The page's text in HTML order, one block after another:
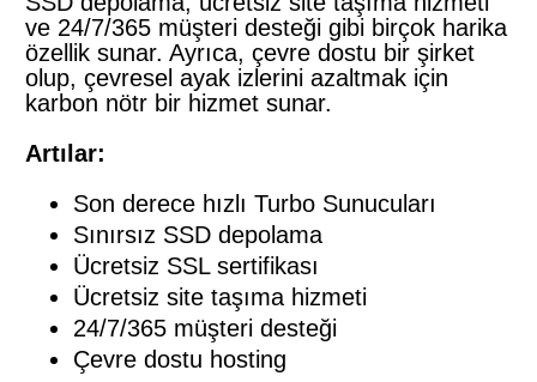
ve 24/7/365 müşteri desteği gibi birçok harika
özellik sunar. Ayrıca, çevre dostu bir şirket
olup, çevresel ayak izlerini azaltmak için
karbon nötr bir hizmet sunar.
Artılar:
Son derece hızlı Turbo Sunucuları
Sınırsız SSD depolama
Ücretsiz SSL sertifikası
Ücretsiz site taşıma hizmeti
24/7/365 müşteri desteği
Çevre dostu hosting